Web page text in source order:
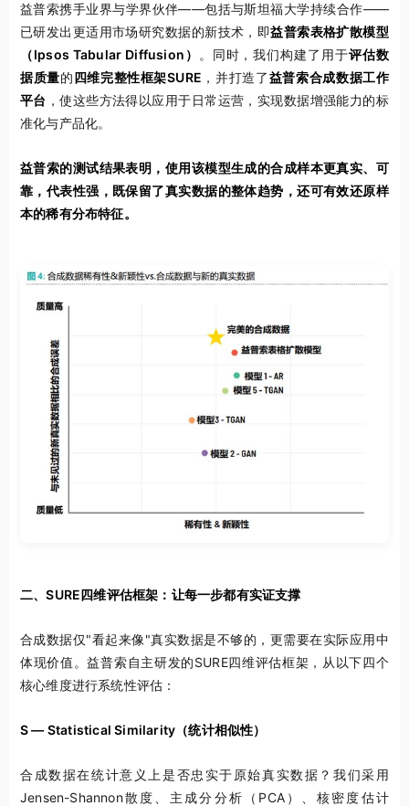
益普索携手业界与学界伙伴——包括与斯坦福大学持续合作——
已研发出更适用市场研究数据的新技术，即益普索表格扩散模型
（Ipsos Tabular Diffusion ） 。同时，我们构建了用于评估数
据质量的四维完整性框架SURE ，并打造了益普索合成数据工作
平台 ，使这些方法得以应用于日常运营，实现数据增强能力的标
准化与产品化。
益普索的测试结果表明，使用该模型生成的合成样本更真实、可
靠，代表性强，既保留了真实数据的整体趋势，还可有效还原样
本的稀有分布特征。
二、SURE四维评估框架：让每一步都有实证支撑
合成数据仅"看起来像"真实数据是不够的，更需要在实际应用中
体现价值。益普索自主研发的SURE四维评估框架，从以下四个
核心维度进行系统性评估：
S — Statistical Similarity （统计相似性）
合成数据在统计意义上是否忠实于原始真实数据？我们采用
Jensen-Shannon散度、主成分分析（PCA）、核密度估计